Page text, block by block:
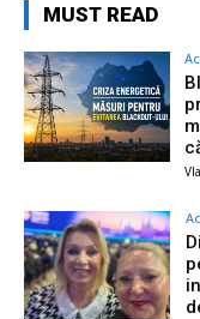
MUST READ